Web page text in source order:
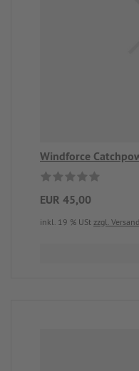
Windforce
EUR 45,00
inkl. 19 % USt zzgl.